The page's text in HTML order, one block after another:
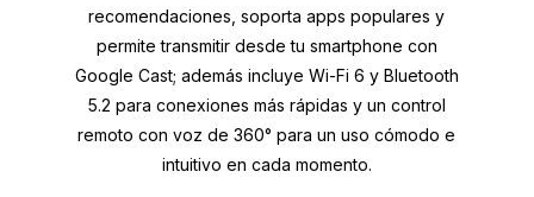
recomendaciones, soporta apps populares y
permite transmitir desde tu smartphone con
Google Cast; además incluye Wi-Fi 6 y Bluetooth
5.2 para conexiones más rápidas y un control
remoto con voz de 360° para un uso cómodo e
intuitivo en cada momento.